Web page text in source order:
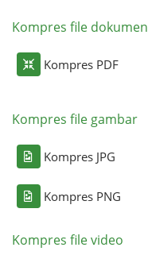
Kompres file dokumen
Kompres PDF
Kompres file gambar
Kompres JPG
Kompres PNG
Kompres file video